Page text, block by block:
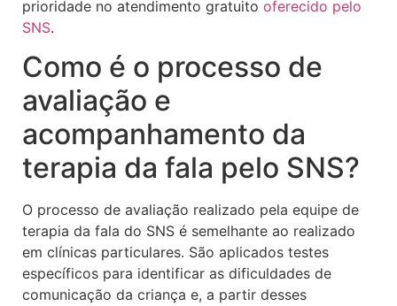
prioridade no atendimento gratuito oferecido pelo
SNS.
Como é o processo de
avaliação e
acompanhamento da
terapia da fala pelo SNS?
O processo de avaliação realizado pela equipe de
terapia da fala do SNS é semelhante ao realizado
em clínicas particulares. São aplicados testes
específicos para identificar as dificuldades de
comunicação da criança e, a partir desses